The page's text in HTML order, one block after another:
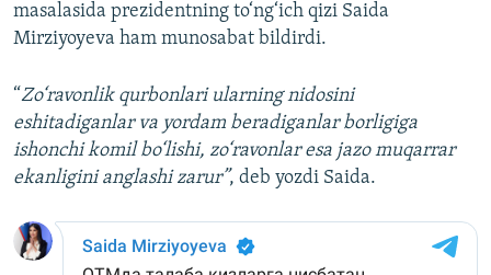
masalasida prezidentning to‘ng‘ich qizi Saida
Mirziyoyeva ham munosabat bildirdi.
“Zo‘ravonlik qurbonlari ularning nidosini
eshitadiganlar va yordam beradiganlar borligiga
ishonchi komil bo‘lishi, zo‘ravonlar esa jazo muqarrar
ekanligini anglashi zarur”, deb yozdi Saida.